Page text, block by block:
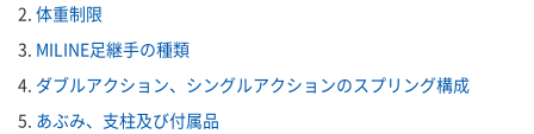
体重制限
MILINE足継手の種類
ダブルアクション、シングルアクションのスプリング構成
あぶみ、支柱及び付属品